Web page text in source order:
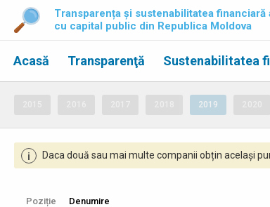
Transparența și sustenabilitatea
cu capital public din Republica Moldova
Acasă Transparenţă Sustenabilitatea
2019
i Daca două sau mai multe companii obțin același
Poziție Denumire